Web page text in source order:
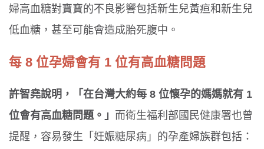
婦高血糖對寶寶的不良影響包括新生兒黃疸和新生兒
低血糖，甚至可能會造成胎死腹中。
每 8 位孕婦會有 1 位有高血糖問題
許智堯說明，「在台灣大約每 8 位懷孕的媽媽就有 1
位會有高血糖問題。」 而衛生福利部國民健康署也曾
提醒，容易發生「妊娠糖尿病」的孕產婦族群包括：